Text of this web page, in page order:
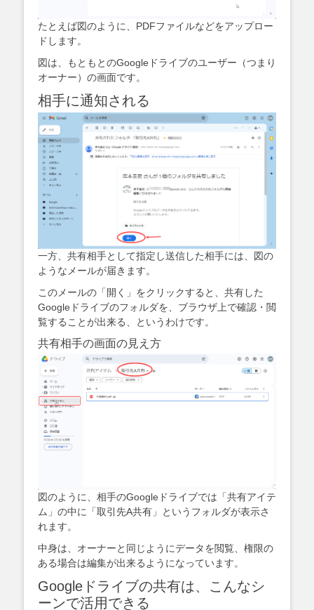
たとえば図のように、PDFファイルなどをアップロー
ドします。
図は、もともとのGoogleドライブのユーザー（つまり
オーナー）の画面です。
相手に通知される
一方、共有相手として指定し送信した相手には、図の
ようなメールが届きます。
このメールの「開く」をクリックすると、共有した
Googleドライブのフォルダを、ブラウザ上で確認・閲
覧することが出来る、というわけです。
共有相手の画面の見え方
図のように、相手のGoogleドライブでは「共有アイテ
ム」の中に「取引先A共有」というフォルダが表示さ
れます。
中身は、オーナーと同じようにデータを閲覧、権限の
ある場合は編集が出来るようになっています。
Googleドライブの共有は、こんなシ
ーンで活用できる